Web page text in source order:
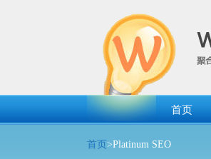
首页
首页 >Platinum SEO